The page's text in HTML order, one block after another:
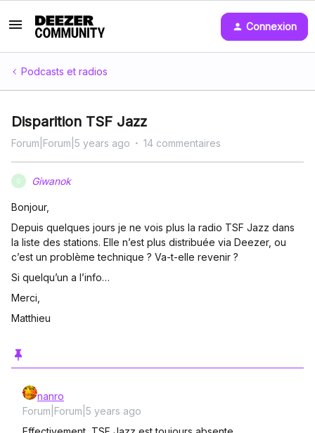
Connexion
Podcasts et radios
Disparition TSF Jazz
Forum|Forum|5 years ago 14 commentaires
G Giwanok
Bonjour,
Depuis quelques jours je ne vois plus la radio TSF Jazz dans
la liste des stations. Elle n’est plus distribuée via Deezer, ou
c’est un problème technique ? Va-t-elle revenir ?
Si quelqu’un a l’info…
Merci,
Matthieu
nanro
Forum|Forum|5 years ago